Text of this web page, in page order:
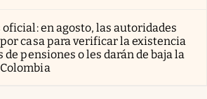
oficial: en agosto, las autoridades
casa para verificar la existencia
pensiones o les darán de baja la